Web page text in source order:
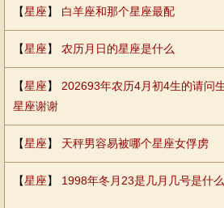
【星座】 白羊座和那个星座最配
【星座】 农历月日的星座是什么
【星座】 202693年农历4月初4生的请问
星座谢谢
【星座】 天秤男容易被哪个星座女俘虏
【星座】 1998年冬月23是几月几号是什